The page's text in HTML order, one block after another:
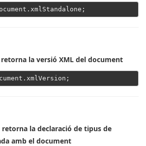
la versió XML del document
retorna la declaració de tipus de
amb el document